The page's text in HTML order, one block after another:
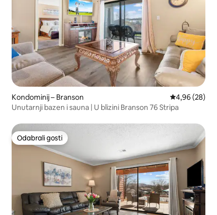
Kondominij – Branson Prosječna
4,96 (28)
Unutarnji bazen i sauna | U blizini Branson 76 Stripa
Odabrali gosti
Odabrali gosti